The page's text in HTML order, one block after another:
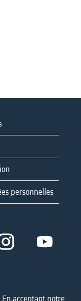
personnelles
d